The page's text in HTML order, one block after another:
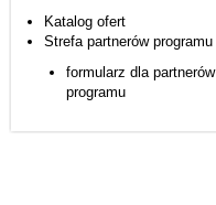
Katalog ofert
Strefa partnerów programu
formularz dla partnerów
programu